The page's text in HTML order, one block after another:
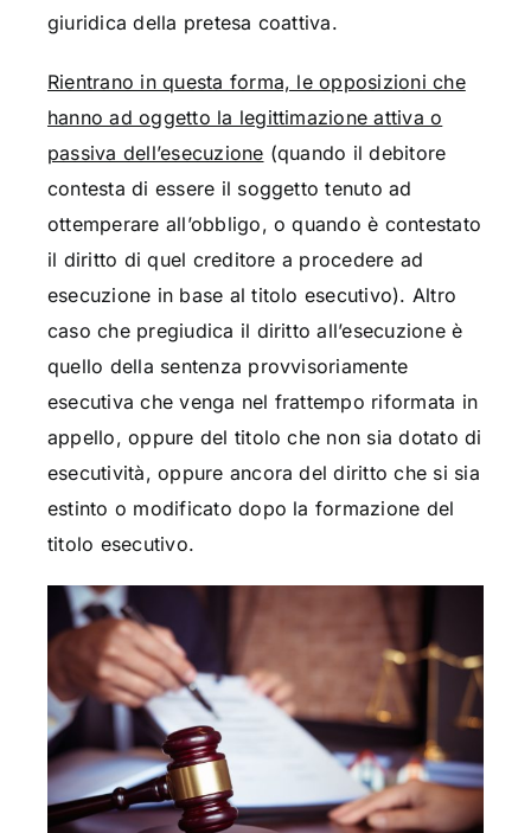
giuridica della pretesa coattiva.
Rientrano in questa forma, le opposizioni che
hanno ad oggetto la legittimazione attiva o
passiva dell’esecuzione (quando il debitore
contesta di essere il soggetto tenuto ad
ottemperare all’obbligo, o quando è contestato
il diritto di quel creditore a procedere ad
esecuzione in base al titolo esecutivo). Altro
caso che pregiudica il diritto all’esecuzione è
quello della sentenza provvisoriamente
esecutiva che venga nel frattempo riformata in
appello, oppure del titolo che non sia dotato di
esecutività, oppure ancora del diritto che si sia
estinto o modificato dopo la formazione del
titolo esecutivo.